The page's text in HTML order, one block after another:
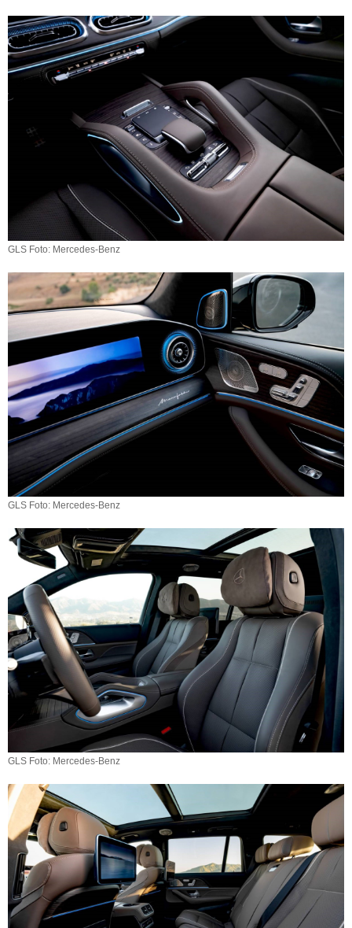
GLS Foto: Mercedes-Benz
GLS Foto: Mercedes-Benz
GLS Foto: Mercedes-Benz